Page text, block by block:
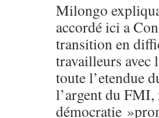
Milongo
accordé ici a
transition en
travailleurs avec
toute l’etendue
l’argent du FMI,
démocratie